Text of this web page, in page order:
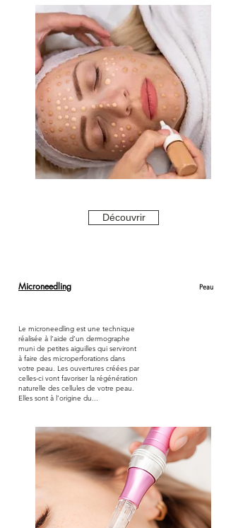
Découvrir
Microneedling Peau
Le microneedling est une technique
réalisée à l’aide d’un dermographe
muni de petites aiguilles qui serviront
à faire des microperforations dans
votre peau. Les ouvertures créées par
celles-ci vont favoriser la régénération
naturelle des cellules de votre peau.
Elles sont à l’origine du...